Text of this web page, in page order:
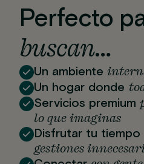
Perfecto
buscan…
Un ambiente
Un hogar donde
Servicios premium
lo que imaginas
Disfrutar tu tiempo
gestiones